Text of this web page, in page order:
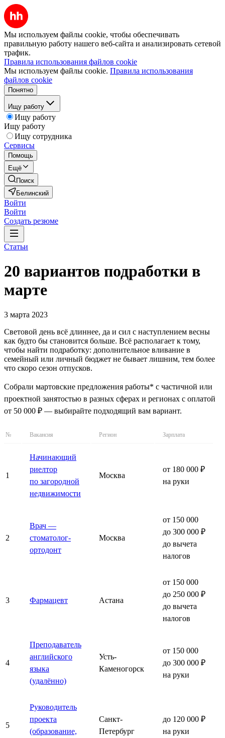
Мы используем файлы cookie, чтобы обеспечивать
правильную работу нашего веб-сайта и анализировать сетевой
трафик.
Правила использования файлов cookie
Мы используем файлы cookie. Правила использования
файлов cookie
Понятно
Ищу работу
Ищу работу
Ищу работу
Ищу сотрудника
Сервисы
Помощь
Ещё
Поиск
Белинский
Войти
Войти
Создать резюме
Статьи
20 вариантов подработки в
марте
3 марта 2023
Световой день всё длиннее, да и сил с наступлением весны
как будто бы становится больше. Всё располагает к тому,
чтобы найти подработку: дополнительное вливание в
семейный или личный бюджет не бывает лишним, тем более
что скоро сезон отпусков.
Собрали мартовские предложения работы* с частичной или
проектной занятостью в разных сферах и регионах с оплатой
от 50 000 ₽ — выбирайте подходящий вам вариант.
№ Вакансия Регион Зарплата
1
Начинающий
риелтор
по загородной
недвижимости
Москва
от 180 000 ₽
на руки
2
Врач —
стоматолог-
ортодонт
Москва
от 150 000
до 300 000 ₽
до вычета
налогов
3 Фармацевт Астана
от 150 000
до 250 000 ₽
до вычета
налогов
4
Преподаватель
английского
языка
(удалённо)
Усть-
Каменогорск
от 150 000
до 300 000 ₽
на руки
5
Руководитель
проекта
(образование,
Санкт-
Петербург
до 120 000 ₽
на руки